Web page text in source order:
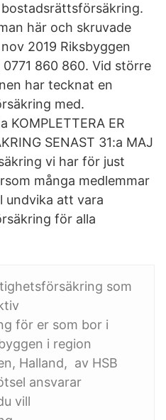
här och skruvade
2019 Riksbyggen
860 860. Vid större
har tecknat en
med.
KOMPLETTERA ER
SENAST 31:a MAJ
vi har för just
många medlemmar
undvika att vara
för alla
som
för er som bor i
i region
Halland​, av HSB
ansvarar
vill